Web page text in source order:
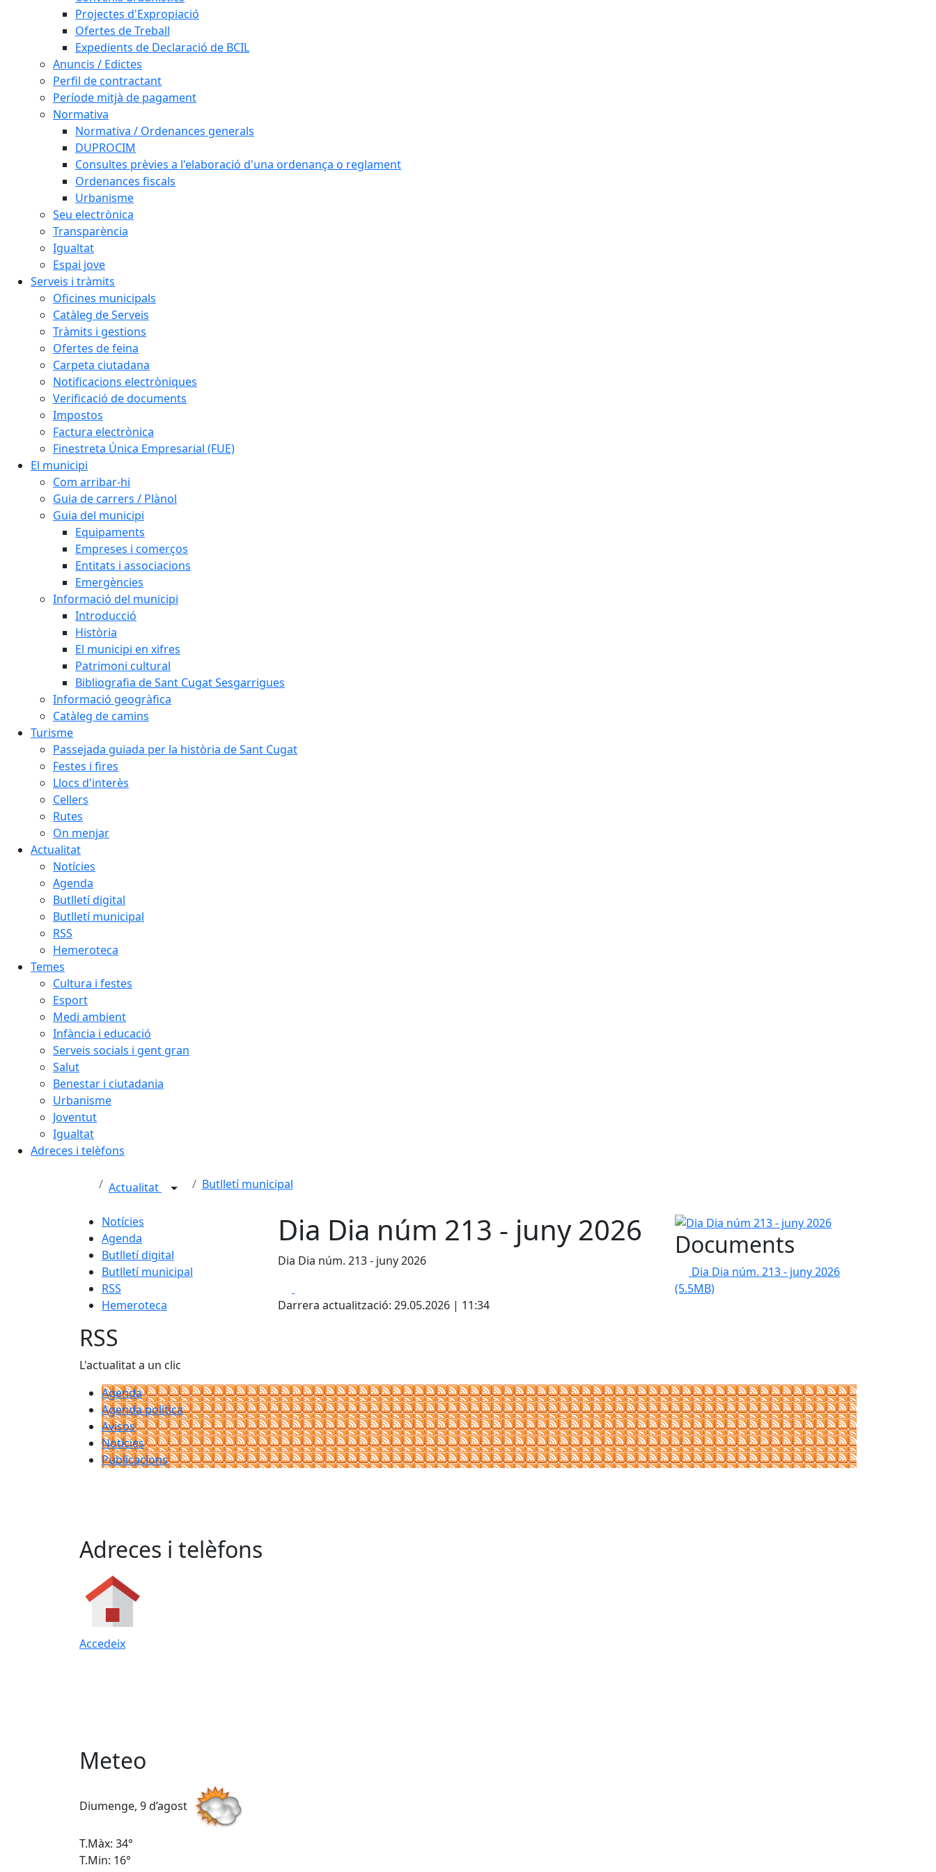
Projectes d'Expropiació
Ofertes de Treball
Expedients de Declaració de BCIL
Anuncis / Edictes
Perfil de contractant
Període mitjà de pagament
Normativa
Normativa / Ordenances generals
DUPROCIM
Consultes prèvies a l'elaboració d'una ordenança o reglament
Ordenances fiscals
Urbanisme
Seu electrònica
Transparència
Igualtat
Espai jove
Serveis i tràmits
Oficines municipals
Catàleg de Serveis
Tràmits i gestions
Ofertes de feina
Carpeta ciutadana
Notificacions electròniques
Verificació de documents
Impostos
Factura electrònica
Finestreta Única Empresarial (FUE)
El municipi
Com arribar-hi
Guia de carrers / Plànol
Guia del municipi
Equipaments
Empreses i comerços
Entitats i associacions
Emergències
Informació del municipi
Introducció
Història
El municipi en xifres
Patrimoni cultural
Bibliografia de Sant Cugat Sesgarrigues
Informació geogràfica
Catàleg de camins
Turisme
Passejada guiada per la història de Sant Cugat
Festes i fires
Llocs d'interès
Cellers
Rutes
On menjar
Actualitat
Notícies
Agenda
Butlletí digital
Butlletí municipal
RSS
Hemeroteca
Temes
Cultura i festes
Esport
Medi ambient
Infància i educació
Serveis socials i gent gran
Salut
Benestar i ciutadania
Urbanisme
Joventut
Igualtat
Adreces i telèfons
Actualitat Butlletí municipal
Notícies
Agenda
Butlletí digital
Butlletí municipal
RSS
Hemeroteca
Dia Dia núm 213 - juny 2026
Dia Dia núm. 213 - juny 2026
Darrera actualització: 29.05.2026 | 11:34
Dia Dia núm 213 - juny 2026
Documents
Dia Dia núm. 213 - juny 2026
(5.5MB)
RSS
L'actualitat a un clic
Agenda
Agenda política
Avisos
Notícies
Publicacions
Adreces i telèfons
Accedeix
Meteo
Diumenge, 9 d’agost
T.Màx: 34°
T.Min: 16°